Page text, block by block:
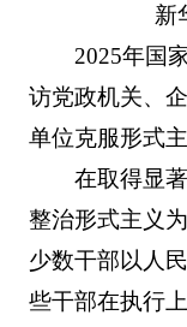
新
2025年国
访党政机关、
单位克服形式
在取得显
整治形式主义
少数干部以人
些干部在执行